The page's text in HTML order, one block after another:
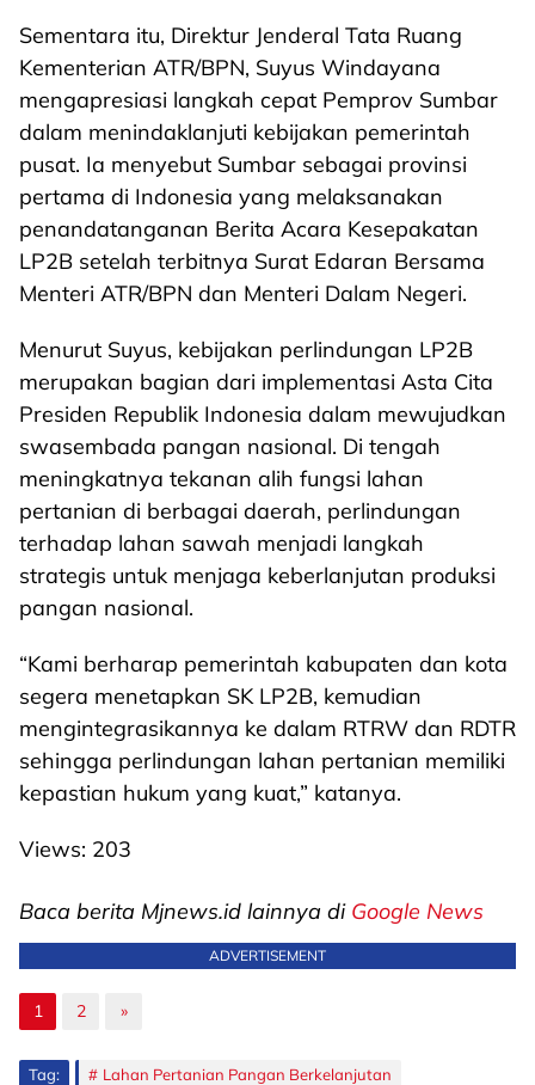
Sementara itu, Direktur Jenderal Tata Ruang
Kementerian ATR/BPN, Suyus Windayana
mengapresiasi langkah cepat Pemprov Sumbar
dalam menindaklanjuti kebijakan pemerintah
pusat. Ia menyebut Sumbar sebagai provinsi
pertama di Indonesia yang melaksanakan
penandatanganan Berita Acara Kesepakatan
LP2B setelah terbitnya Surat Edaran Bersama
Menteri ATR/BPN dan Menteri Dalam Negeri.
Menurut Suyus, kebijakan perlindungan LP2B
merupakan bagian dari implementasi Asta Cita
Presiden Republik Indonesia dalam mewujudkan
swasembada pangan nasional. Di tengah
meningkatnya tekanan alih fungsi lahan
pertanian di berbagai daerah, perlindungan
terhadap lahan sawah menjadi langkah
strategis untuk menjaga keberlanjutan produksi
pangan nasional.
“Kami berharap pemerintah kabupaten dan kota
segera menetapkan SK LP2B, kemudian
mengintegrasikannya ke dalam RTRW dan RDTR
sehingga perlindungan lahan pertanian memiliki
kepastian hukum yang kuat,” katanya.
Views: 203
Baca berita Mjnews.id lainnya di Google News
ADVERTISEMENT
1 2 »
Tag:
Lahan Pertanian Pangan Berkelanjutan